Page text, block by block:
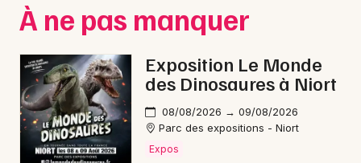
Concerts
Sports
Soirées
Sorties famille
Nice
Paris
Strasbourg
Toulouse
Toutes les villes
À ne pas manquer
Exposition Le Monde
des Dinosaures à Niort
08/08/2026 → 09/08/2026
Parc des expositions - Niort
Expos